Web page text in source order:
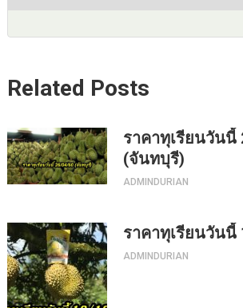
Related Posts
ราคาทุเรียนวันนี้
(จันทบุรี)
ADMINDURIAN
ราคาทุเรียนวันนี้
ADMINDURIAN